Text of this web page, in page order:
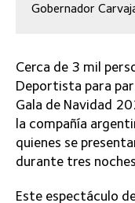
Gobernador
Cerca de 3 mil
Deportista para
Gala de Navidad
la compañía
quienes se
durante tres
Este espectáculo